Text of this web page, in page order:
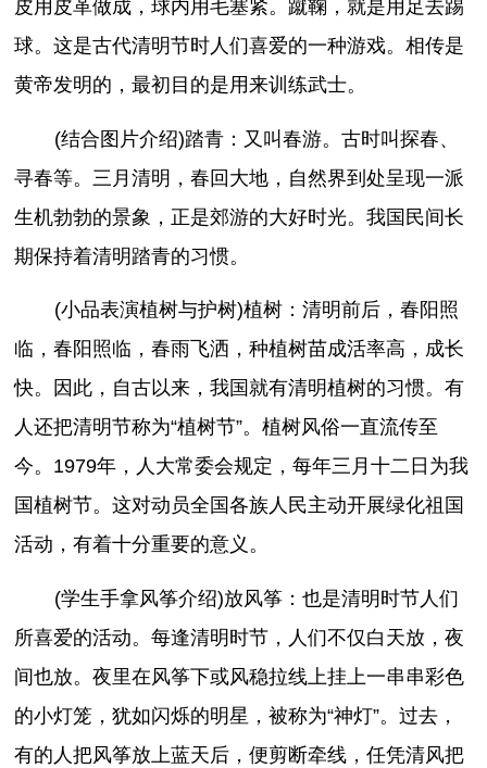
皮用皮革做成，球内用毛塞紧。蹴鞠，就是用足去踢
球。这是古代清明节时人们喜爱的一种游戏。相传是
黄帝发明的，最初目的是用来训练武士。
(结合图片介绍)踏青：又叫春游。古时叫探春、
寻春等。三月清明，春回大地，自然界到处呈现一派
生机勃勃的景象，正是郊游的大好时光。我国民间长
期保持着清明踏青的习惯。
(小品表演植树与护树)植树：清明前后，春阳照
临，春阳照临，春雨飞洒，种植树苗成活率高，成长
快。因此，自古以来，我国就有清明植树的习惯。有
人还把清明节称为“植树节”。植树风俗一直流传至
今。1979年，人大常委会规定，每年三月十二日为我
国植树节。这对动员全国各族人民主动开展绿化祖国
活动，有着十分重要的意义。
(学生手拿风筝介绍)放风筝：也是清明时节人们
所喜爱的活动。每逢清明时节，人们不仅白天放，夜
间也放。夜里在风筝下或风稳拉线上挂上一串串彩色
的小灯笼，犹如闪烁的明星，被称为“神灯”。过去，
有的人把风筝放上蓝天后，便剪断牵线，任凭清风把